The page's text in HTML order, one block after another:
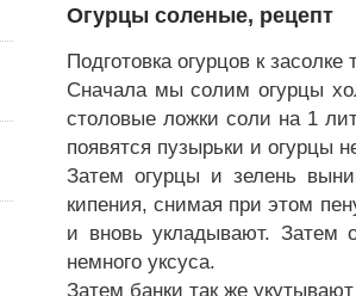
Огурцы соленые, рецепт
Подготовка огурцов к
Сначала мы солим огурцы
столовые ложки соли на 1
появятся пузырьки и огурцы
Затем огурцы и зелень
кипения, снимая при этом
и вновь укладывают. Затем
немного уксуса.
Затем банки так же